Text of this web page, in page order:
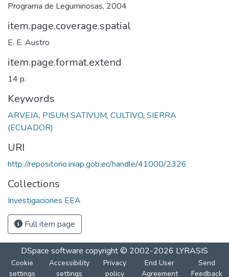
Programa de Leguminosas, 2004
item.page.coverage.spatial
E. E. Austro
item.page.format.extend
14 p.
Keywords
ARVEJA, PISUM SATIVUM, CULTIVO, SIERRA
(ECUADOR)
URI
http://repositorio.iniap.gob.ec/handle/41000/2326
Collections
Investigaciones EEA
Full item page
DSpace software copyright © 2002-2026 LYRASIS
Cookie
settings
Accessibility
settings
Privacy
policy
End User
Agreement
Send
Feedback